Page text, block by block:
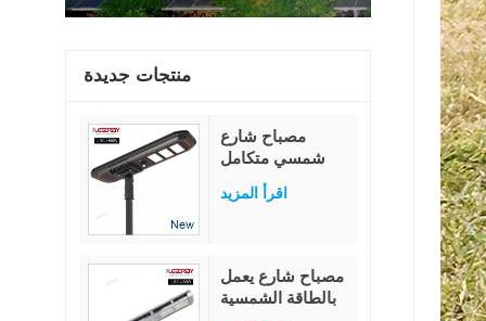
منتجات جديدة
مصباح شارع
شمسي متكامل
مزود بمستشعر
لومن/واط، وبطارية
ليثيوم فوسفات
الحديد العسكرية
اقرأ المزيد
مصباح شارع يعمل
بالطاقة الشمسية